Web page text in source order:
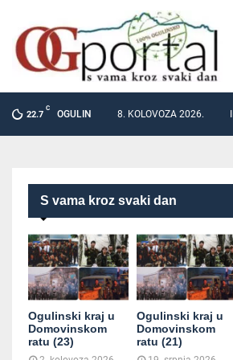
22.7
C
OGULIN 8. KOLOVOZA 2026.
S vama kroz svaki dan
Ogulinski kraj u
Domovinskom
ratu (23)
Ogulinski kraj u
Domovinskom
ratu (21)